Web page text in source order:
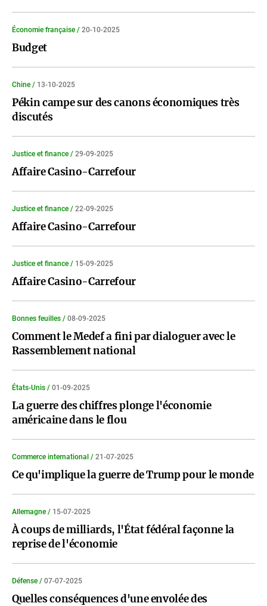
Économie française / 20-10-2025
Budget
Chine / 13-10-2025
Pékin campe sur des canons économiques très
discutés
Justice et finance / 29-09-2025
Affaire Casino-Carrefour
Justice et finance / 22-09-2025
Affaire Casino-Carrefour
Justice et finance / 15-09-2025
Affaire Casino-Carrefour
Bonnes feuilles / 08-09-2025
Comment le Medef a fini par dialoguer avec le
Rassemblement national
États-Unis / 01-09-2025
La guerre des chiffres plonge l'économie
américaine dans le flou
Commerce international / 21-07-2025
Ce qu'implique la guerre de Trump pour le monde
Allemagne / 15-07-2025
À coups de milliards, l'État fédéral façonne la
reprise de l'économie
Défense / 07-07-2025
Quelles conséquences d'une envolée des